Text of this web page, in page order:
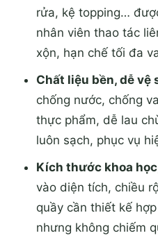
rửa, kệ topping…
nhân viên thao tác
xộn, hạn chế tối đa
Chất liệu bền, dễ vệ
chống nước, chống
thực phẩm, dễ lau
luôn sạch, phục vụ
Kích thước khoa
vào diện tích, chiều
quầy cần thiết kế
nhưng không chiếm